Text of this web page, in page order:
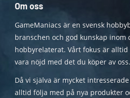
Om oss
GameManiacs är en svensk
branschen och god kunskap inom
hobbyrelaterat. Vårt fokus är
vara nöjd med det du köper av oss.
Då vi själva är mycket
alltid följa med på nya produkter